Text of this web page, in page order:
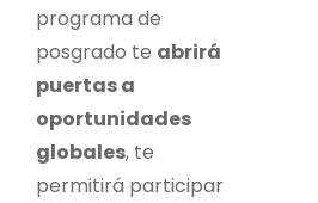
programa de
posgrado te abrirá
puertas a
oportunidades
globales, te
permitirá participar